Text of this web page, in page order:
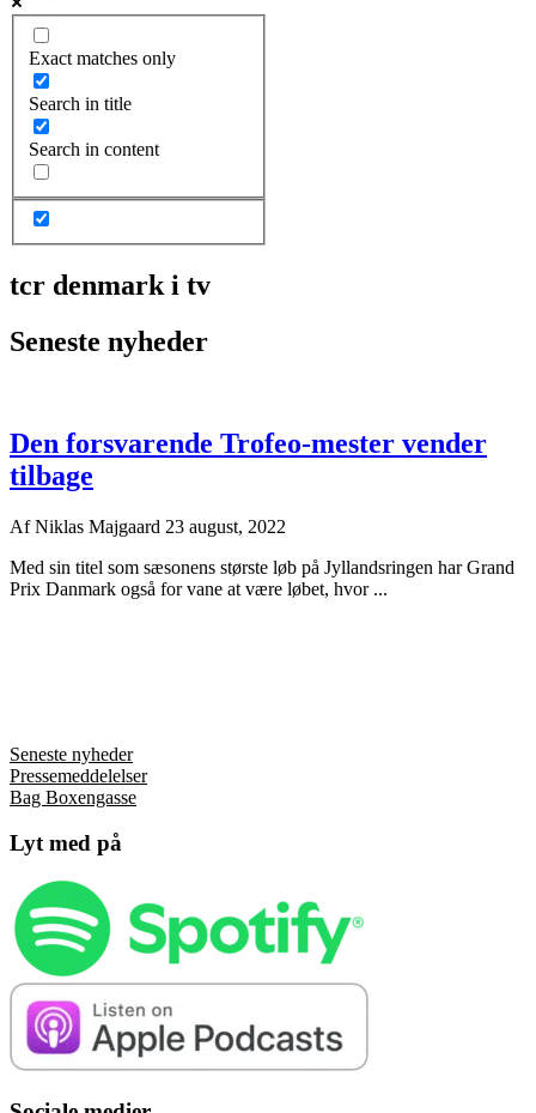
Exact matches only
Search in title
Search in content
tcr denmark i tv
Seneste nyheder
Den forsvarende Trofeo-mester vender
tilbage
AfNiklas Majgaard 23 august, 2022
Med sin titel som sæsonens største løb på Jyllandsringen har Grand
Prix Danmark også for vane at være løbet, hvor ...
Seneste nyheder
Pressemeddelelser
Bag Boxengasse
Lyt med på